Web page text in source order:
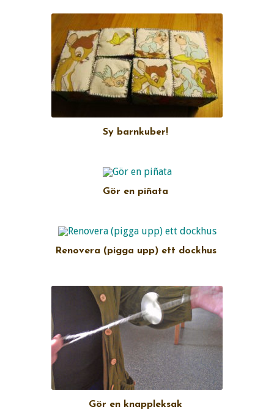
Sy barnkuber!
Gör en piñata
Renovera (pigga upp) ett dockhus
Gör en knappleksak